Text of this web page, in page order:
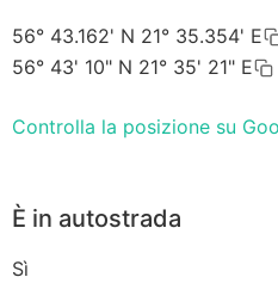
56° 43.162' N 21° 35.354' E
56° 43' 10" N 21° 35' 21" E
Controlla la posizione su
È in autostrada
Sì